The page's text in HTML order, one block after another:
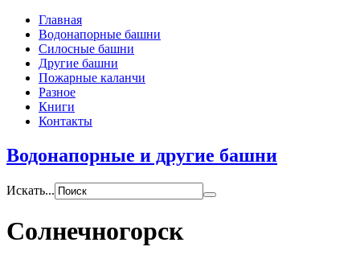
Главная
Водонапорные башни
Силосные башни
Другие башни
Пожарные каланчи
Разное
Книги
Контакты
Водонапорные и другие башни
Искать...
Солнечногорск